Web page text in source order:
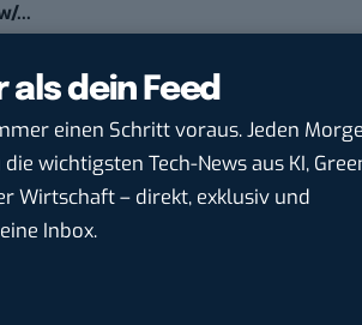
als dein Feed
einen Schritt voraus. Jeden
wichtigsten Tech-News aus KI,
Wirtschaft – direkt, exklusiv und
Inbox.
...
Fachklinik GmbH inAlbstadt